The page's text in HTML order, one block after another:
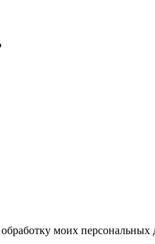
моих персональных